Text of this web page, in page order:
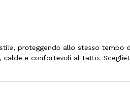
proteggendo allo stesso tempo
e confortevoli al tatto.